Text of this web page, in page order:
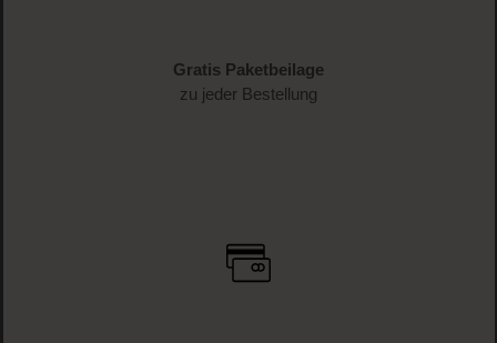
Gratis Paketbeilage
zu jeder Bestellung